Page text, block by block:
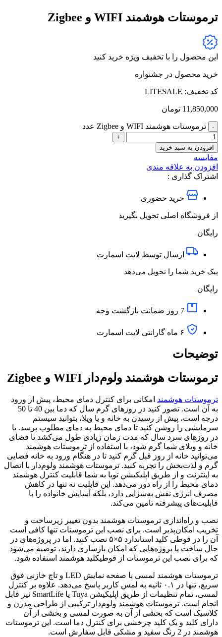
ترموستات هوشمند WIFI و Zigbee
این محصول را با تخفیف ویژه خرید کنید
خرید محصول در جشنواره
کد تخفیف: LITESALE
11,850,000 تومان
ترموستات هوشمند WIFI و Zigbee عدد
افزودن به سبد خرید
مقایسه
افزودن به علاقه مندی
اشتراک گذاری :
خرید حضوری
از فروشگاه اصلی تحویل بگیرید
رایگان
ارسال توسط لایت اسمارت
پیک خرید شما را تحویل می‌دهد
رایگان
7 روز ضمانت بازگشت وجه
۶ ماه گارانتی لایت اسمارت
توضیحات
ترموستات هوشمند ولوم‌دار WIFI و Zigbee
ترموستات هوشمند امکانی برای کنترل دمای محیط، پیش از ورود
به آن است. تصور کنید در روزهای گرم سال که دما بین 40 تا 50
درجه است، پیش از رسیدن به خانه و یا ویلا، بتوانید سیستم
سرمایشی را روشن کنید تا دمای محیط به دمای مطلوب برسد. یا
در روزهای سرد سال که مدت زمان زیادی طول می‌کشد تا فضای
خانه و ویلای شما گرم شود، با استفاده از ترموستات هوشمند
می‌توانید خانه از روز قبل گرم کنید تا در هنگام ورود به خانه فضایی
گرم و لذت‌بخش را تجربه کنید. ترموستات هوشمند ولوم‌دار با اتصال
به اینترنت و از طریق اپلیکیشن تویا به شما قابلیت کنترل هوشمند
دمای محیط را از راه دور می‌دهد. این قابلیت نه تنها در کاهش
مصرف انرژی نقش به‌سزایی دارد، بلکه آسایش خانواده را با
قابلیت‌های پیشرفته تامین می‌کند.
نصب و راه‌اندازی ترموستات هوشمند بدون تغییر زیرساخت و
تخریب امکان‌پذیر است. برای نصب این ترموستات تنها کافی است
آن را در قوطی کلید استاندارد ۵×۵ نصب کنید. اما در پروژه‌های در
حال ساخت یا پروژه‌هایی که امکان بازسازی دارند، توصیه می‌شود
که برای نصب این ترموستات از قوطیکلید هوشمند استفاده شود.
ترموستات هوشمند لمسی با صفحه نمایش LED و تاچ خازنی فوق
سریع، تنها در ۰.۱ ثانیه به لمس کاربر پاسخ می‌دهد. علاوه بر کنترل
لمسی، تمام تنظیمات از طریق اپلیکیشن Tuya یا SmartLife نیز قابل
انجام است. ترموستات هوشمند ولوم‌دار ترکیبی از طراحی مدرن و
کلاسیک است که بخشی از آن به صورت لمسی و بخشی از آن
دارای کلید و یک کلید چرخشی برای کنترل دما است. این ترموستات
هوشمند در 2 رنگ سفید و مشکی قابل سفارش است.